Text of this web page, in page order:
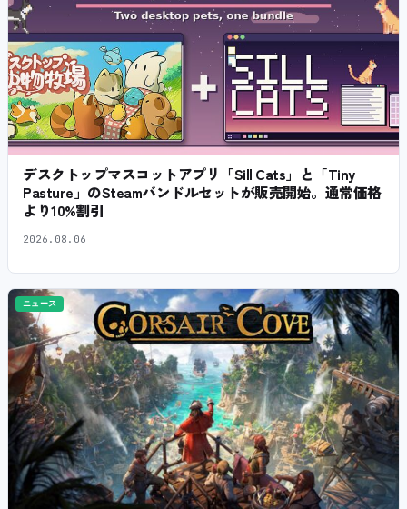
デスクトップマスコットアプリ「Sill Cats」と「Tiny
Pasture」のSteamバンドルセットが販売開始。通常価格
より10%割引
2026.08.06
ニュース